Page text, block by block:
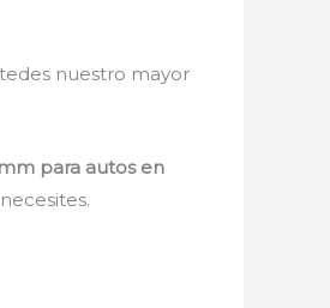
nuestro mayor
para autos en